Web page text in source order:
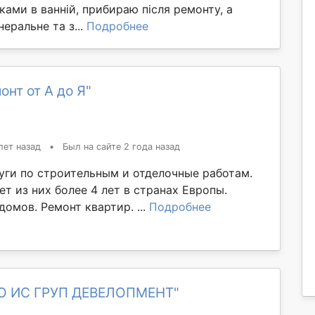
в ванній, прибираю після ремонту, а
та з... Подробнее
от А до Я"
назад • Был на сайте 2 года назад
по строительным и отделочные работам.
из них более 4 лет в странах Европы.
Ремонт квартир. ... Подробнее
ИС ГРУП ДЕВЕЛОПМЕНТ"